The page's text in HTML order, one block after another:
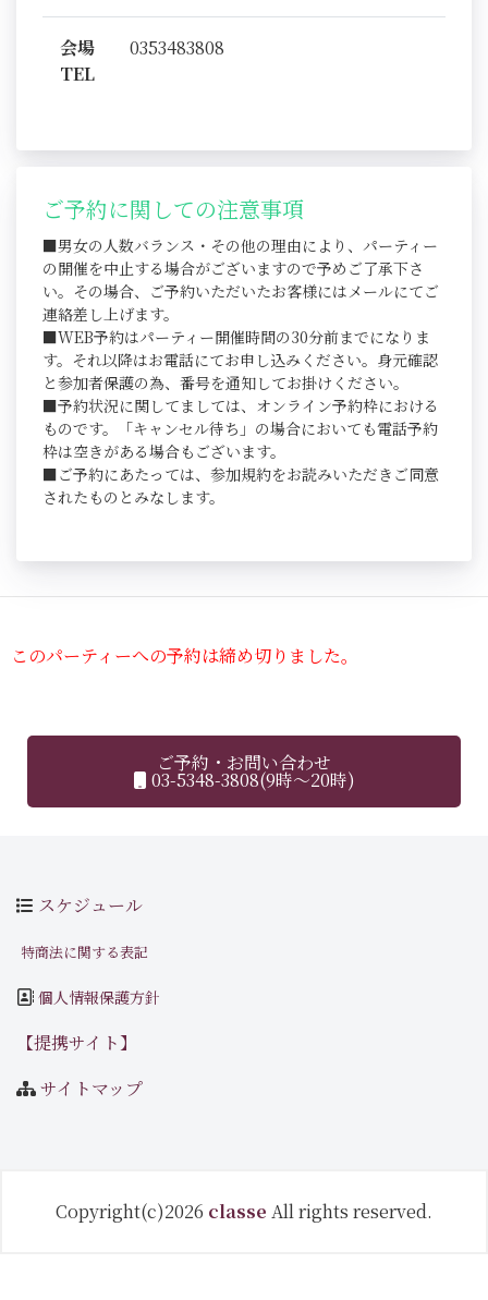
会場
TEL
0353483808
ご予約に関しての注意事項
■男女の人数バランス・その他の理由により、パーティー
の開催を中止する場合がございますので予めご了承下さ
い。その場合、ご予約いただいたお客様にはメールにてご
連絡差し上げます。
■WEB予約はパーティー開催時間の30分前までになりま
す。それ以降はお電話にてお申し込みください。身元確認
と参加者保護の為、番号を通知してお掛けください。
■予約状況に関してましては、オンライン予約枠における
ものです。「キャンセル待ち」の場合においても電話予約
枠は空きがある場合もございます。
■ご予約にあたっては、参加規約をお読みいただきご同意
されたものとみなします。
このパーティーへの予約は締め切りました。
ご予約・お問い合わせ
03-5348-3808(9時～20時)
スケジュール
特商法に関する表記
個人情報保護方針
【提携サイト】
サイトマップ
Copyright(c)2026 classe All rights reserved.